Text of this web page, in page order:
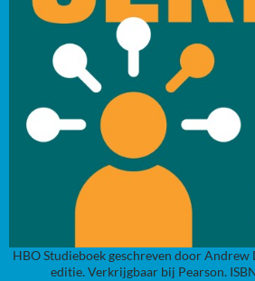
HBO Studieboek geschreven door Andrew
editie. Verkrijgbaar bij Pearson.